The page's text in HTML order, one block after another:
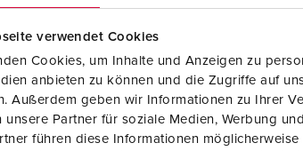
verwendet Cookies
Cookies, um Inhalte und Anzeigen zu
anbieten zu können und die Zugriffe auf
Außerdem geben wir Informationen zu Ihrer
unsere Partner für soziale Medien, Werbung
führen diese Informationen